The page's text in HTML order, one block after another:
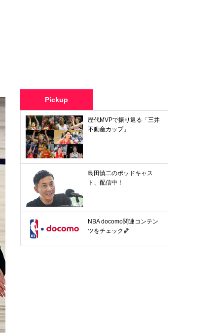
Pickup
歴代MVPで振り返る「三井
不動産カップ」
島田慎二のポッドキャス
ト、配信中！
NBA docomo関連コンテン
ツをチェック🏀